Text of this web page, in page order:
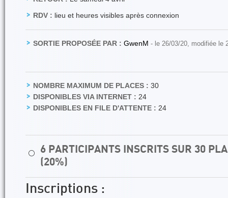
RDV : lieu et heures visibles après connexion
SORTIE PROPOSÉE PAR : GwenM - le 26/03/20, modifiée le
NOMBRE MAXIMUM DE PLACES : 30
DISPONIBLES VIA INTERNET : 24
DISPONIBLES EN FILE D'ATTENTE : 24
⚪
6 PARTICIPANTS INSCRITS SUR 30
(20%)
Inscriptions :